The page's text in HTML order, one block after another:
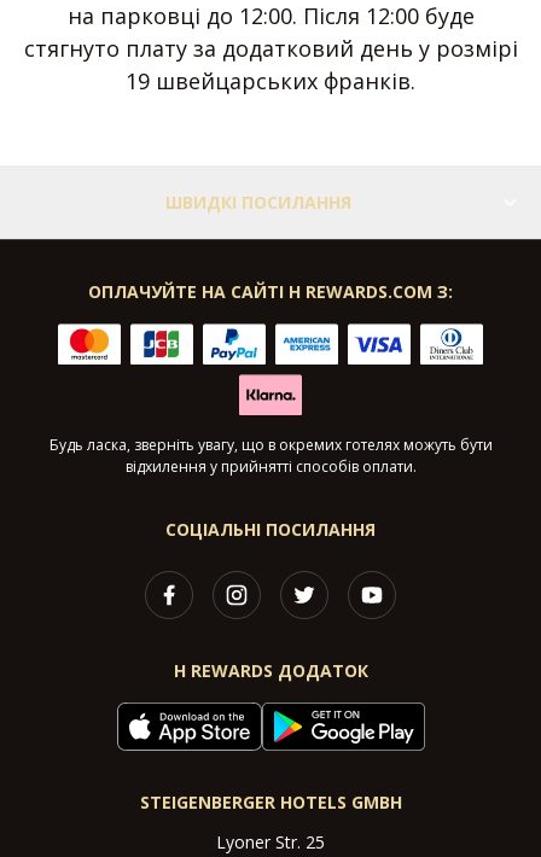
на парковці до 12:00. Після 12:00 буде
стягнуто плату за додатковий день у розмірі
19 швейцарських франків.
ШВИДКІ ПОСИЛАННЯ
СОЦІАЛЬНІ ПОСИЛАННЯ
H REWARDS ДОДАТОК
ОПЛАЧУЙТЕ НА САЙТІ H REWARDS.COM З:
Будь ласка, зверніть увагу, що в окремих готелях можуть бути
відхилення у прийнятті способів оплати.
STEIGENBERGER HOTELS GMBH
Lyoner Str. 25